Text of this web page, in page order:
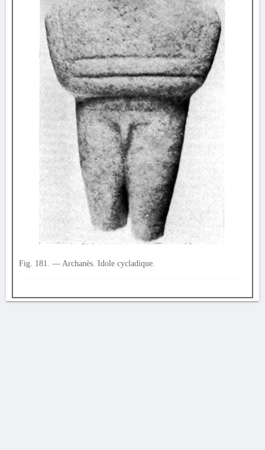
Fig. 181. — Archanès. Idole cycladique.